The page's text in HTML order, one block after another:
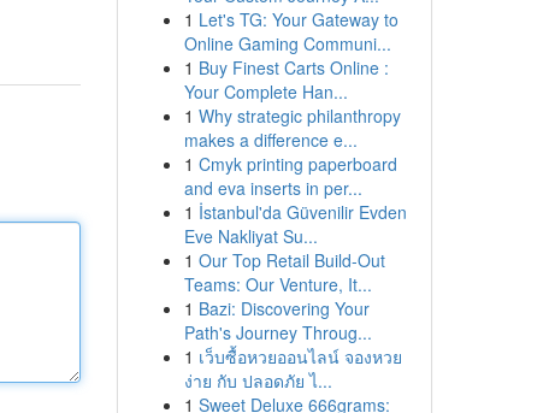
1 Let's TG: Your Gateway to
Online Gaming Communi...
1 Buy Finest Carts Online :
Your Complete Han...
1 Why strategic philanthropy
makes a difference e...
1 Cmyk printing paperboard
and eva inserts in per...
1 İstanbul'da Güvenilir Evden
Eve Nakliyat Su...
1 Our Top Retail Build-Out
Teams: Our Venture, It...
1 Bazi: Discovering Your
Path's Journey Throug...
1 เว็บซื้อหวยออนไลน์ จองหวย
ง่าย กับ ปลอดภัย ไ...
1 Sweet Deluxe 666grams: